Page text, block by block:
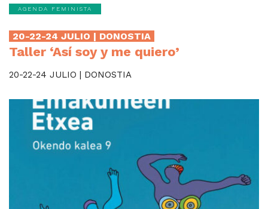
AGENDA FEMINISTA
20-22-24 JULIO | DONOSTIA
Taller ‘Así soy y me quiero’
20-22-24 JULIO | DONOSTIA